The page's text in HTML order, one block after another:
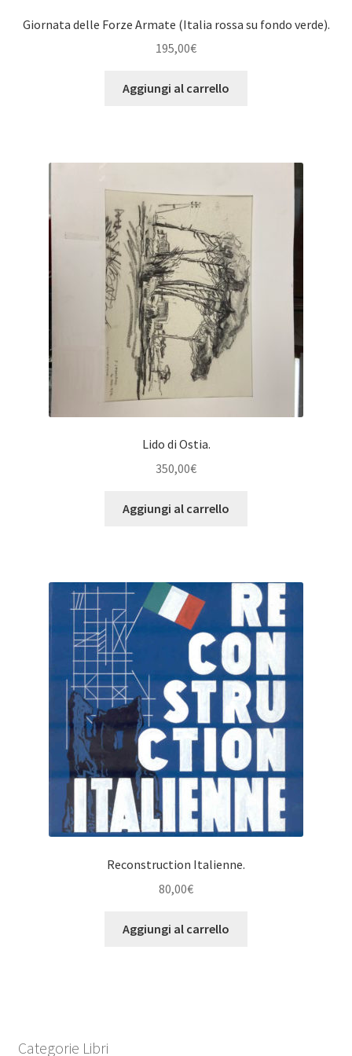
Giornata delle Forze Armate (Italia rossa su fondo verde).
195,00€
Aggiungi al carrello
Lido di Ostia.
350,00€
Aggiungi al carrello
Reconstruction Italienne.
80,00€
Aggiungi al carrello
Categorie Libri